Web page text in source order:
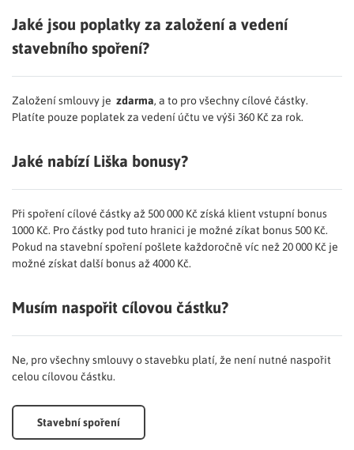
Jaké jsou poplatky za založení a vedení
stavebního spoření?
Založení smlouvy je zdarma, a to pro všechny cílové částky.
Platíte pouze poplatek za vedení účtu ve výši 360 Kč za rok.
Jaké nabízí Liška bonusy?
Při spoření cílové částky až 500 000 Kč získá klient vstupní bonus
1000 Kč. Pro částky pod tuto hranici je možné zíkat bonus 500 Kč.
Pokud na stavební spoření pošlete každoročně víc než 20 000 Kč je
možné získat další bonus až 4000 Kč.
Musím naspořit cílovou částku?
Ne, pro všechny smlouvy o stavebku platí, že není nutné naspořit
celou cílovou částku.
Stavební spoření